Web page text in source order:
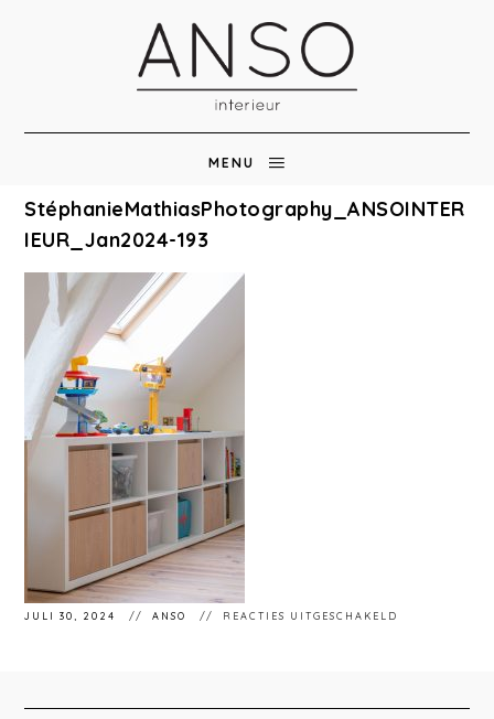
MENU
StéphanieMathiasPhotography_ANSOINTER
IEUR_Jan2024-193
JULI 30, 2024 ANSO REACTIES UITGESCHAKELD